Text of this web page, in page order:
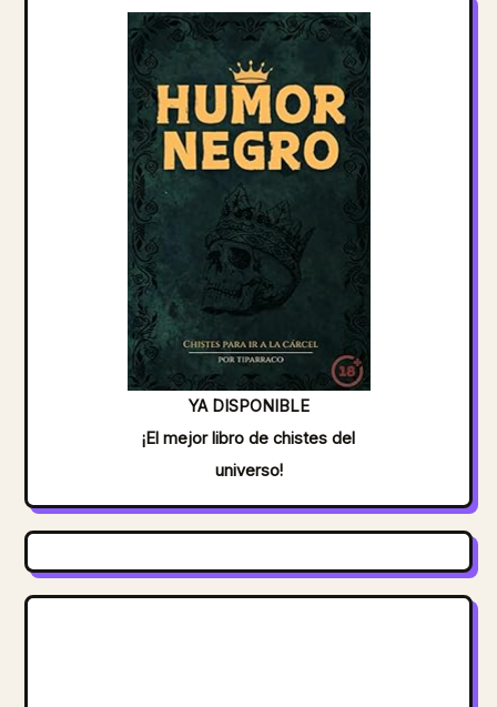
YA DISPONIBLE
¡El mejor libro de chistes del
universo!